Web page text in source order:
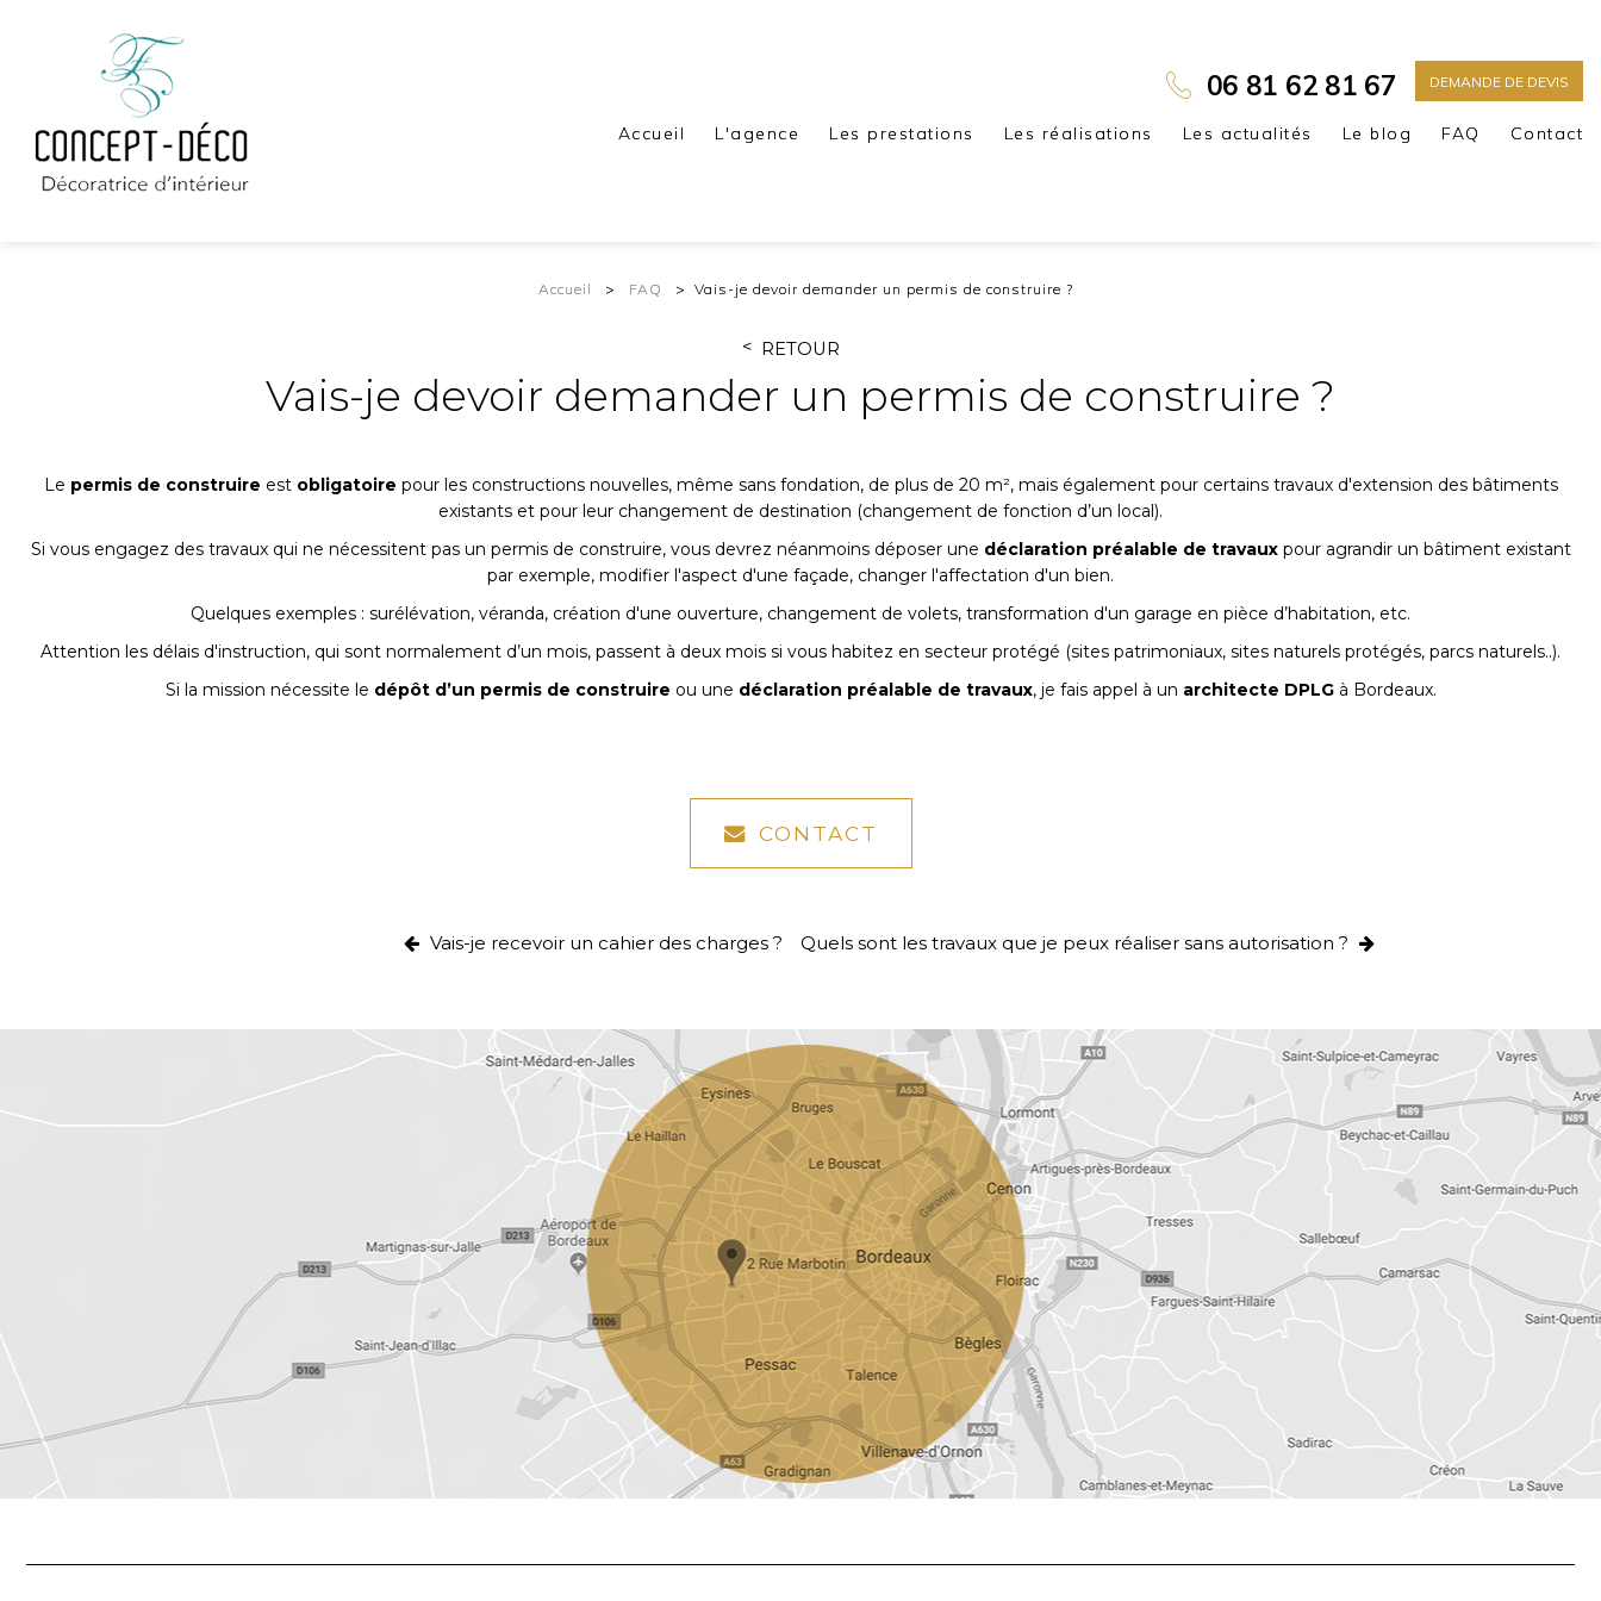
06 81 62 81 67 DEMANDE DE DEVIS
Accueil L'agence Les prestations Les réalisations Les actualités Le blog FAQ Contact
Accueil FAQ Vais-je devoir demander un permis de construire ?
RETOUR
Vais-je devoir demander un permis de construire ?
Le permis de construire est obligatoire pour les constructions nouvelles, même sans fondation, de plus de 20 m², mais également pour certains travaux d'extension des bâtiments
existants et pour leur changement de destination (changement de fonction d’un local).
Si vous engagez des travaux qui ne nécessitent pas un permis de construire, vous devrez néanmoins déposer une déclaration préalable de travauxpour agrandir un bâtiment existant
par exemple, modifier l'aspect d'une façade, changer l'affectation d'un bien.
Quelques exemples : surélévation, véranda, création d'une ouverture, changement de volets, transformation d'un garage en pièce d’habitation, etc.
Attention les délais d'instruction, qui sont normalement d’un mois, passent à deux mois si vous habitez en secteur protégé (sites patrimoniaux, sites naturels protégés, parcs naturels..).
Si la mission nécessite le dépôt d’un permis de construire ou une déclaration préalable de travaux, je fais appel à un architecte DPLGà Bordeaux.
CONTACT
Vais-je recevoir un cahier des charges ? Quels sont les travaux que je peux réaliser sans autorisation ?